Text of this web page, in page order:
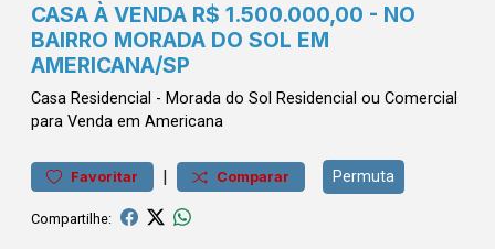
CASA À VENDA R$ 1.500.000,00 - NO
BAIRRO MORADA DO SOL EM
AMERICANA/SP
Casa Residencial - Morada do Sol Residencial ou Comercial
para Venda em Americana
Favoritar | Comparar Permuta
Compartilhe: